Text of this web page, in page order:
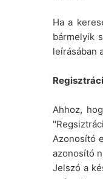
Ha a
bármelyik
leírásában
Ahhoz,
Azonosító
azonosító
Jelszó a